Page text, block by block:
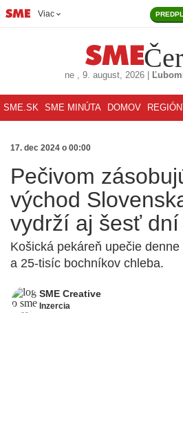
Viac
ne , 9. august, 2026
SME.SK SME MINÚTA DOMOV
17. dec 2024 o 00:00
Pečivom
východ
vydrží aj šesť dní
Košická pekáreň upečie
a 25-tisíc bochníkov chleba.
SME Creative
Inzercia